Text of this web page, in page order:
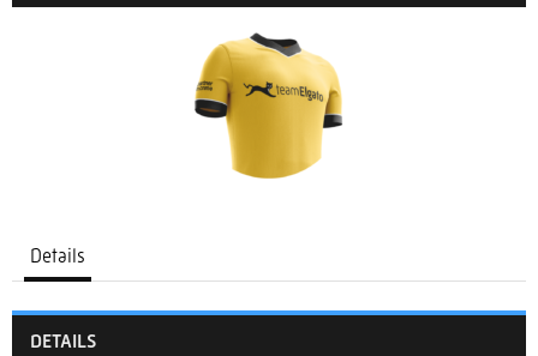
Details
DETAILS